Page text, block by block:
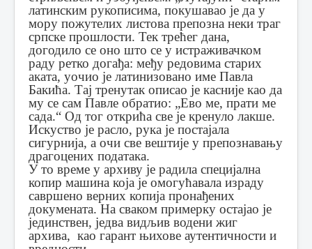
латинским рукописима, покушавао је да у
мору пожутелих листова препозна неки траг
српске прошлости. Тек трећег дана,
догодило се оно што се у истраживачком
раду ретко догађа: међу редовима старих
аката, уочио је латинизовано име Павла
Бакића. Тај тренутак описао је касније као да
му се сам Павле обратио: „Ево ме, прати ме
сада.“ Од тог открића све је кренуло лакше.
Искуство је расло, рука је постајала
сигурнија, а очи све вештије у препознавању
драгоцених података.
У то време у архиву је радила специјална
копир машина која је омогућавала израду
савршено верних копија пронађених
докумената. На сваком примерку остајао је
јединствен, једва видљив водени жиг
архива, као гарант њихове аутентичности и